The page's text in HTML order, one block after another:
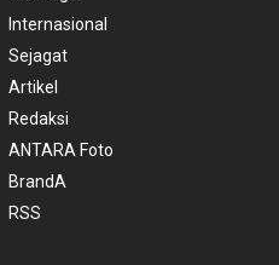
Internasional
Sejagat
Artikel
Redaksi
ANTARA Foto
BrandA
RSS